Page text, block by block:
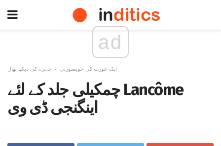
ad
ایک عورت کی خوبصورتی چہرے کی دیکھ بھال
چمکیلی جلد کے لئے Lancôme
اینگنجی ڈی وی